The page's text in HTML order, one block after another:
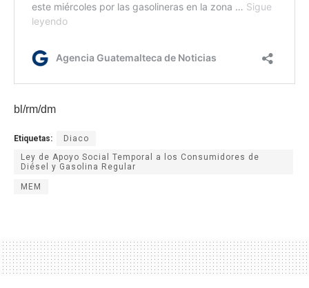
bl/rm/dm
Etiquetas:
Diaco
Ley de Apoyo Social Temporal a los Consumidores de
Diésel y Gasolina Regular
MEM